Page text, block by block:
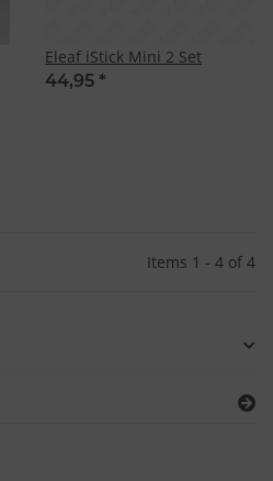
Eleaf iStick Mini 2 Set
44,95 *
Items 1 - 4 of 4